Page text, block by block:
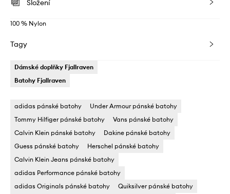
Složení
100 % Nylon
Tagy
Dámské doplňky Fjallraven
Batohy Fjallraven
adidas pánské batohy
Under Armour pánské batohy
Tommy Hilfiger pánské batohy
Vans pánské batohy
Calvin Klein pánské batohy
Dakine pánské batohy
Guess pánské batohy
Herschel pánské batohy
Calvin Klein Jeans pánské batohy
adidas Performance pánské batohy
adidas Originals pánské batohy
Quiksilver pánské batohy